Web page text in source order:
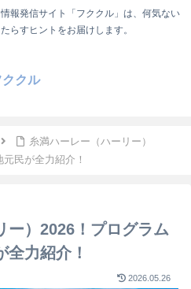
報発信サイト「フククル」は、何気ない
らすヒントをお届けします。
ククル
糸満ハーレー（ハーリー）
民が全力紹介！
ー）2026！プログラム
全力紹介！
2026.05.26